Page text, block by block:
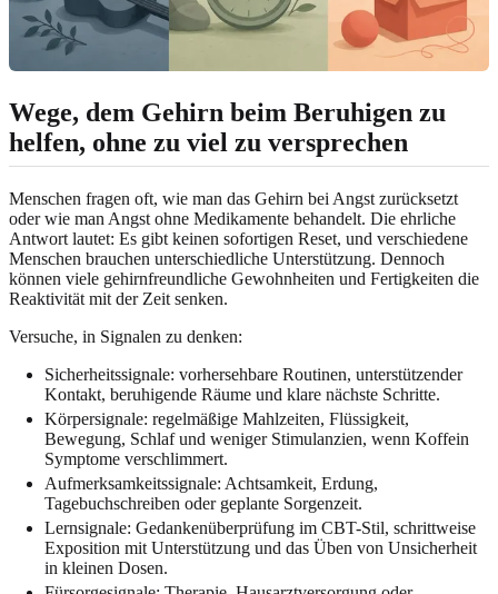
Wege, dem Gehirn beim Beruhigen zu
helfen, ohne zu viel zu versprechen
Menschen fragen oft, wie man das Gehirn bei Angst zurücksetzt
oder wie man Angst ohne Medikamente behandelt. Die ehrliche
Antwort lautet: Es gibt keinen sofortigen Reset, und verschiedene
Menschen brauchen unterschiedliche Unterstützung. Dennoch
können viele gehirnfreundliche Gewohnheiten und Fertigkeiten die
Reaktivität mit der Zeit senken.
Versuche, in Signalen zu denken:
Sicherheitssignale: vorhersehbare Routinen, unterstützender
Kontakt, beruhigende Räume und klare nächste Schritte.
Körpersignale: regelmäßige Mahlzeiten, Flüssigkeit,
Bewegung, Schlaf und weniger Stimulanzien, wenn Koffein
Symptome verschlimmert.
Aufmerksamkeitssignale: Achtsamkeit, Erdung,
Tagebuchschreiben oder geplante Sorgenzeit.
Lernsignale: Gedankenüberprüfung im CBT-Stil, schrittweise
Exposition mit Unterstützung und das Üben von Unsicherheit
in kleinen Dosen.